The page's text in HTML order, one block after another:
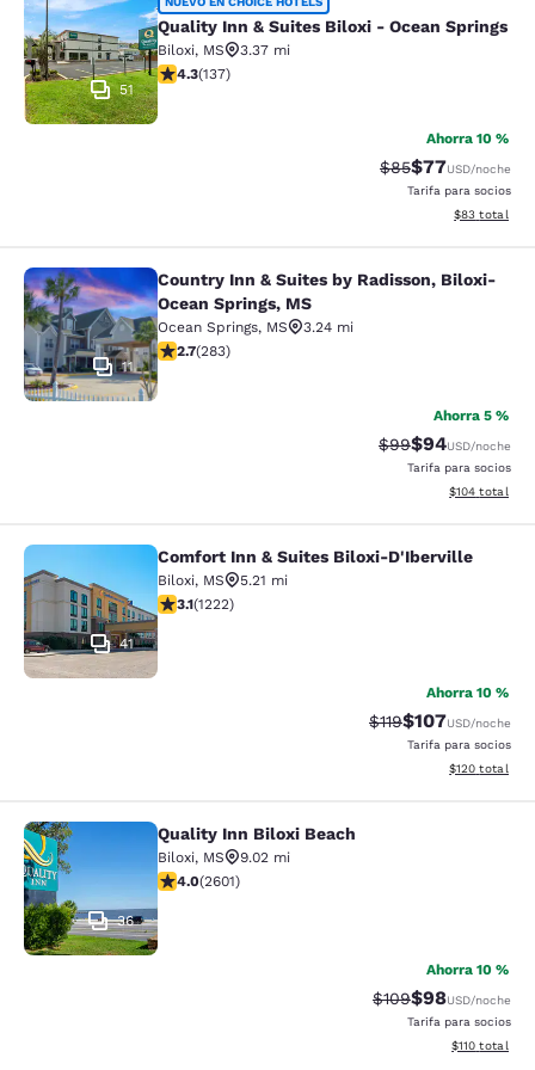
Quality Inn & Suites Biloxi - Ocean
51
Quality Inn & Suites Biloxi - Ocean Springs
Biloxi, MS
3.37 mi
calificación de 4.25 estrellas. Excelente. 137 reseñas
4.3(137)
Ahorra 10 %
Precio tachado:
$85Precio con
$77USD/noche
Tarifa para socios
Ver detalles
$83 total
Country Inn & Suites by Radisson,
11
Country Inn & Suites by Radisson, Biloxi-
Ocean Springs, MS
Ocean Springs, MS
3.24 mi
calificación de 2.71 estrellas. Feria. 283 reseñas
2.7(283)
Ahorra 5 %
Precio tachado:
$99Precio con
$94USD/noche
Tarifa para socios
Ver detalles
$104 total
Comfort Inn & Suites Biloxi-
41
Comfort Inn & Suites Biloxi-D'Iberville
Biloxi, MS
5.21 mi
calificación de 3.12 estrellas. Bueno. 1222 reseñas
3.1(1222)
Ahorra 10 %
Precio tachado:
$119Precio con
$107USD/noche
Tarifa para socios
Ver detalles
$120 total
Quality Inn Biloxi Beach
36
Quality Inn Biloxi Beach
Biloxi, MS
9.02 mi
calificación de 3.95 estrellas. Bueno. 2601 reseñas
4.0(2601)
Ahorra 10 %
Precio tachado:
$109Precio con
$98USD/noche
Tarifa para socios
Ver detalles
$110 total